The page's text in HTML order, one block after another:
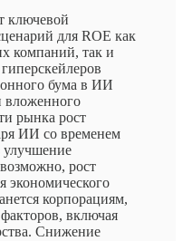
ключевой
для ROE как
компаний, так и
бума в ИИ
вложенного
рынка рост
ИИ со временем
улучшение
рост
корпорациям,
включая
Снижение